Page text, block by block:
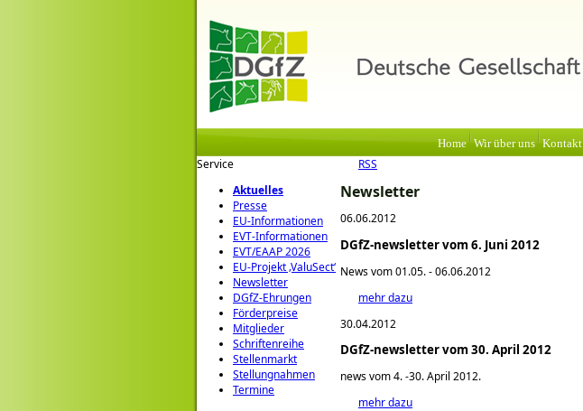
Home Wir über uns Kontakt
Service
Aktuelles
Presse
EU-Informationen
EVT-Informationen
EVT/EAAP 2026
EU-Projekt ‚ValuSect‘
Newsletter
DGfZ-Ehrungen
Förderpreise
Mitglieder
Schriftenreihe
Stellenmarkt
Stellungnahmen
Termine
RSS
Newsletter
06.06.2012
DGfZ-newsletter vom 6. Juni 2012
News vom 01.05. - 06.06.2012
mehr dazu
30.04.2012
DGfZ-newsletter vom 30. April 2012
news vom 4. -30. April 2012.
mehr dazu